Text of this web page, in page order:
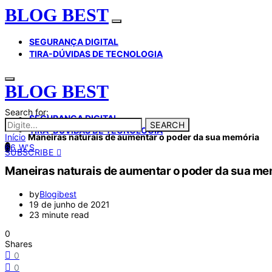
BLOG BEST
SEGURANÇA DIGITAL
TIRA-DÚVIDAS DE TECNOLOGIA
BLOG BEST
SEGURANÇA DIGITAL
TIRA-DÚVIDAS DE TECNOLOGIA
SUBSCRIBE
Search for:
SEARCH
Início Maneiras naturais de aumentar o poder da sua memória
66 W'S
Maneiras naturais de aumentar o poder da sua
byBlogibest
19 de junho de 2021
23 minute read
0
Shares
0
0